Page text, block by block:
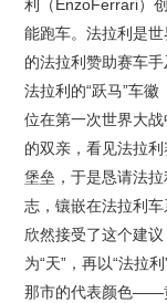
利（EnzoFerrari）
能跑车。法拉利是
的法拉利赞助赛车
法拉利的“跃马”车
位在第一次世界大
的双亲，看见法拉
堡垒，于是恳请法
志，镶嵌在法拉利
欣然接受了这个建
为“天”，再以“法拉
那市的代表颜色——